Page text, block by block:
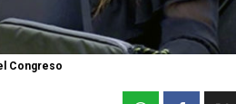
Congreso